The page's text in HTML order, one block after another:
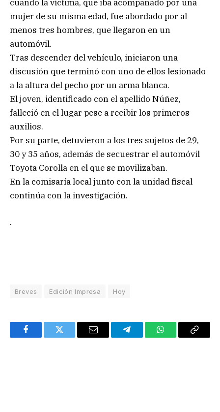
cuando la víctima, que iba acompañado por una
mujer de su misma edad, fue abordado por al
menos tres hombres, que llegaron en un
automóvil.
Tras descender del vehículo, iniciaron una
discusión que terminó con uno de ellos lesionado
a la altura del pecho por un arma blanca.
El joven, identificado con el apellido Núñez,
falleció en el lugar pese a recibir los primeros
auxilios.
Por su parte, detuvieron a los tres sujetos de 29,
30 y 35 años, además de secuestrar el automóvil
Toyota Corolla en el que se movilizaban.
En la comisaría local junto con la unidad fiscal
continúa con la investigación.
.
Breves Edición Impresa Hoy
FacebookTwitter Email TelegramWhatsAppCopy